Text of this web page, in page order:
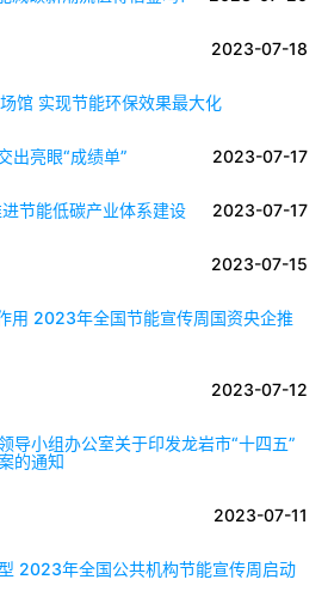
2023-07-18
馆 实现节能环保效果最大化
2023-07-17
出亮眼“成绩单”
2023-07-17
节能低碳产业体系建设
2023-07-15
用 2023年全国节能宣传周国资央企推
2023-07-12
导小组办公室关于印发龙岩市“十四五”
的通知
2023-07-11
2023年全国公共机构节能宣传周启动